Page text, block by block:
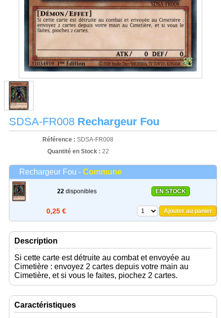
SDSA-FR008 Rechargeur Fou
Référence : SDSA-FR008
Quantité en Stock : 22
Rechargeur Fou - Commune
22disponibles EN STOCK
0,25 € Ajouter au panier
Description
Si cette carte est détruite au combat et envoyée au
Cimetière : envoyez 2 cartes depuis votre main au
Cimetière, et si vous le faites, piochez 2 cartes.
Caractéristiques